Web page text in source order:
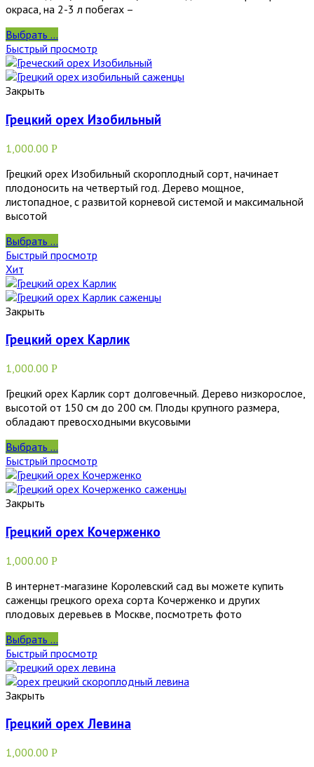
окраса, на 2-3 л побегах –
Выбрать ...
Быстрый просмотр
Закрыть
Грецкий орех Изобильный
1,000.00 Р
Грецкий орех Изобильный скороплодный сорт, начинает
плодоносить на четвертый год. Дерево мощное,
листопадное, с развитой корневой системой и максимальной
высотой
Выбрать ...
Быстрый просмотр
Хит
Закрыть
Грецкий орех Карлик
1,000.00 Р
Грецкий орех Карлик сорт долговечный. Дерево низкорослое,
высотой от 150 см до 200 см. Плоды крупного размера,
обладают превосходными вкусовыми
Выбрать ...
Быстрый просмотр
Закрыть
Грецкий орех Кочерженко
1,000.00 Р
В интернет-магазине Королевский сад вы можете купить
саженцы грецкого ореха сорта Кочерженко и других
плодовых деревьев в Москве, посмотреть фото
Выбрать ...
Быстрый просмотр
Закрыть
Грецкий орех Левина
1,000.00 Р